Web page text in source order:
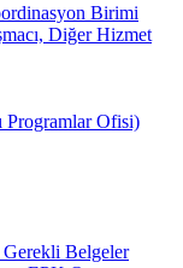
Birimi
Diğer Hizmet
Programlar Ofisi)
Belgeler